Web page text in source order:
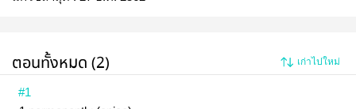
ตอนทั้งหมด (2) เก่าไปใหม่
#1